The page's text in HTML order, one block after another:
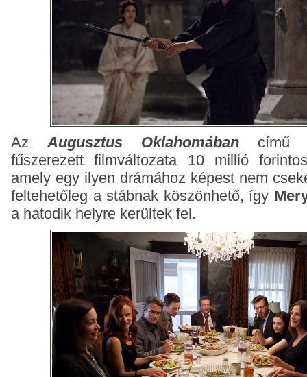
AzAugusztus Oklahomában című
fűszerezett filmváltozata 10 millió
amely egy ilyen drámához képest nem
feltehetőleg a stábnak köszönhető, így
a hatodik helyre kerültek fel.